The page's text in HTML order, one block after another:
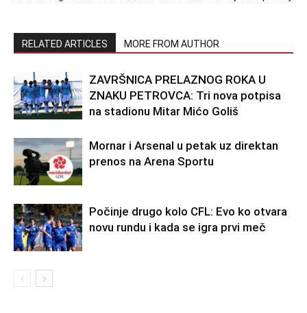
RELATED ARTICLES MORE FROM AUTHOR
ZAVRŠNICA PRELAZNOG ROKA U
ZNAKU PETROVCA: Tri nova potpisa
na stadionu Mitar Mićo Goliš
Mornar i Arsenal u petak uz direktan
prenos na Arena Sportu
Počinje drugo kolo CFL: Evo ko otvara
novu rundu i kada se igra prvi meč